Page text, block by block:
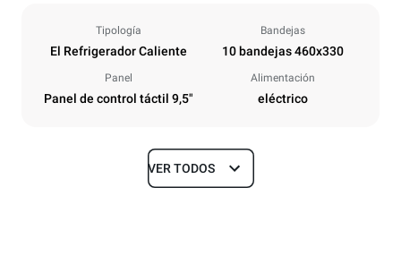
Tipología
El Refrigerador Caliente
Bandejas
10 bandejas 460x330
Panel
Panel de control táctil 9,5"
Alimentación
eléctrico
Tamaños
VER TODOS